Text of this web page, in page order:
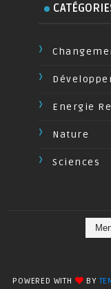
Energie
Nature
Sciences
POWERED WITH BY